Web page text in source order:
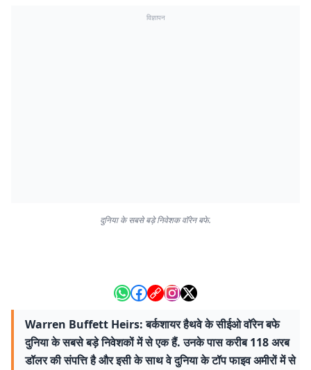
विज्ञापन
दुनिया के सबसे बड़े निवेशक वॉरेन बफे.
Warren Buffett Heirs: बर्कशायर हैथवे के सीईओ वॉरेन बफे
दुनिया के सबसे बड़े निवेशकों में से एक हैं. उनके पास करीब 118 अरब
डॉलर की संपत्ति है और इसी के साथ वे दुनिया के टॉप फाइव अमीरों में से